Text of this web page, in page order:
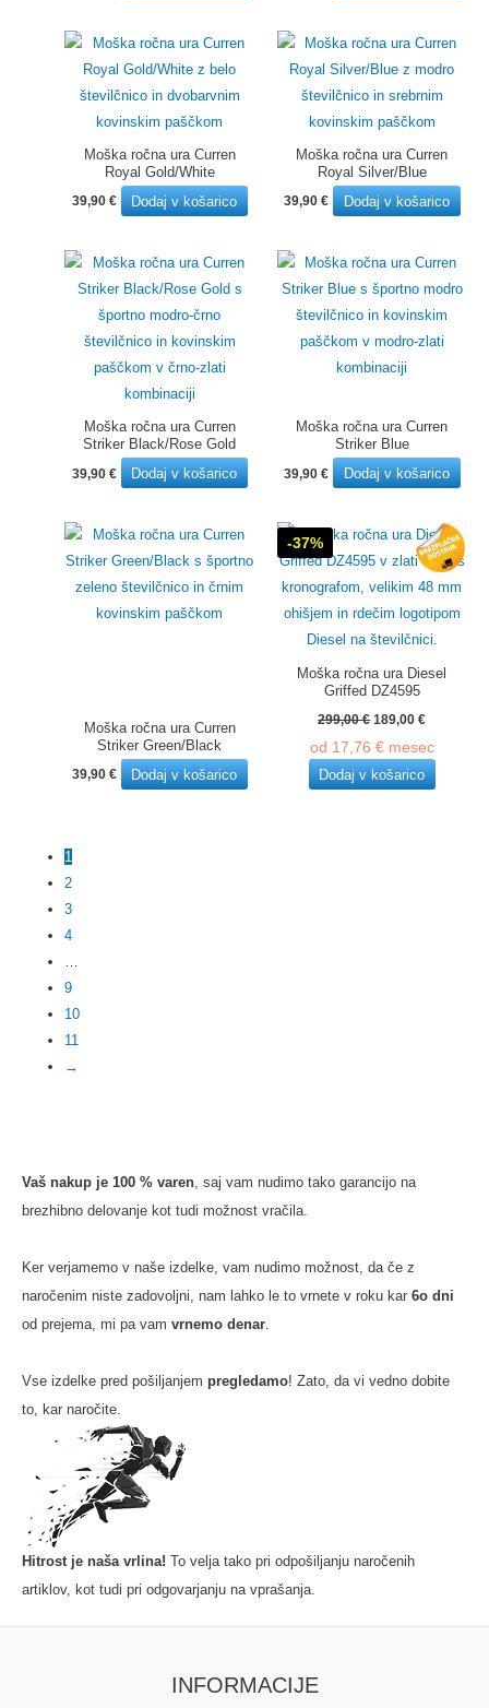
Vaš nakup je 100 % varen, saj vam nudimo tako garancijo na
brezhibno delovanje kot tudi možnost vračila.
Ker verjamemo v naše izdelke, vam nudimo možnost, da če z
naročenim niste zadovoljni, nam lahko le to vrnete v roku kar 6o dni
od prejema, mi pa vam vrnemo denar.
Vse izdelke pred pošiljanjem pregledamo! Zato, da vi vedno dobite
to, kar naročite.
Hitrost je naša vrlina! To velja tako pri odpošiljanju naročenih
artiklov, kot tudi pri odgovarjanju na vprašanja.
Moška ročna ura Curren
Royal Gold/White
39,90 € Dodaj v košarico
Moška ročna ura Curren
Royal Silver/Blue
39,90 € Dodaj v košarico
Moška ročna ura Curren
Striker Black/Rose Gold
39,90 € Dodaj v košarico
Moška ročna ura Curren
Striker Blue
39,90 € Dodaj v košarico
Moška ročna ura Curren
Striker Green/Black
39,90 € Dodaj v košarico
-37%
Moška ročna ura Diesel
Griffed DZ4595
299,00€ Izvirna
cena
je
bila:
299,00 €.
189,00€Trenutna
je:
189,00 €.
od 17,76 €mesec
Dodaj v košarico
1
2
3
4
…
9
10
11
→
INFORMACIJE